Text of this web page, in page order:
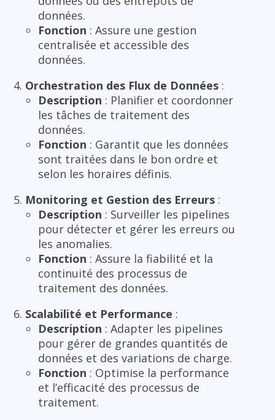
données.
Fonction : Assure une gestion
centralisée et accessible des
données.
Orchestration des Flux de Données :
Description : Planifier et coordonner
les tâches de traitement des
données.
Fonction : Garantit que les données
sont traitées dans le bon ordre et
selon les horaires définis.
Monitoring et Gestion des Erreurs :
Description : Surveiller les pipelines
pour détecter et gérer les erreurs ou
les anomalies.
Fonction : Assure la fiabilité et la
continuité des processus de
traitement des données.
Scalabilité et Performance :
Description : Adapter les pipelines
pour gérer de grandes quantités de
données et des variations de charge.
Fonction : Optimise la performance
et l’efficacité des processus de
traitement.